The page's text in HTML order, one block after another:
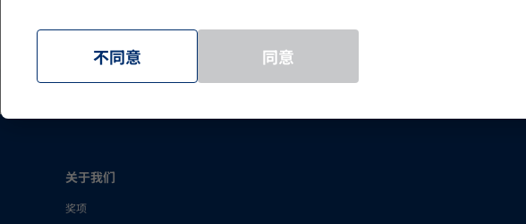
致雇主及计划成员通告-万全强制性公积金计划
累算权益或会承受重大损失。
3.您在作出投资选择前，您必须衡量个人可承受风险的程度及您的财政状况。
就某一项成分基金是否适合您﹝包括是否符合您的投资目标﹞而有任何疑问
转移至本计划的权益将根据第6条所说明的预设投资策略而投资，而该安排并
际有限公司的信用风险所影响。这项保证将由万通保险国际有限公司于计划
格情况下提取累算权益时提供：l)年满正常退休年龄；2)年满法定提早退休年
不同意 同意
关于我们
奖项